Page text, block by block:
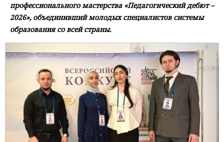
профессионального мастерства «Педагогический дебют –
2026», объединивший молодых специалистов системы
образования со всей страны.